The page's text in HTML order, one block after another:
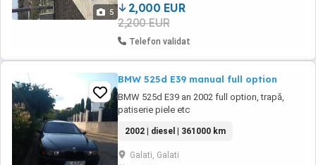
5
2,000 EUR
2,200 EUR
Telefon validat
BMW 525d E39 manual full option
BMW 525d E39 an 2002 full option, trapă,
patiserie piele etc
2002 | diesel | 361000 km
Galati, Galati